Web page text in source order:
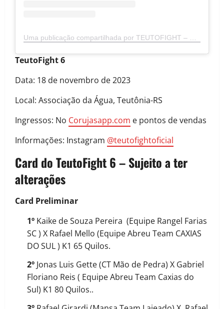
TeutoFight 6
Data: 18 de novembro de 2023
Local: Associação da Água, Teutônia-RS
Ingressos: No Corujasapp.com e pontos de vendas
Informações: Instagram @teutofightoficial
Card do TeutoFight 6 – Sujeito a ter
alterações
Card Preliminar
1º Kaike de Souza Pereira (Equipe Rangel Farias
SC ) X Rafael Mello (Equipe Abreu Team CAXIAS
DO SUL ) K1 65 Quilos.
2º Jonas Luis Gette (CT Mão de Pedra) X Gabriel
Floriano Reis ( Equipe Abreu Team Caxias do
Sul) K1 80 Quilos..